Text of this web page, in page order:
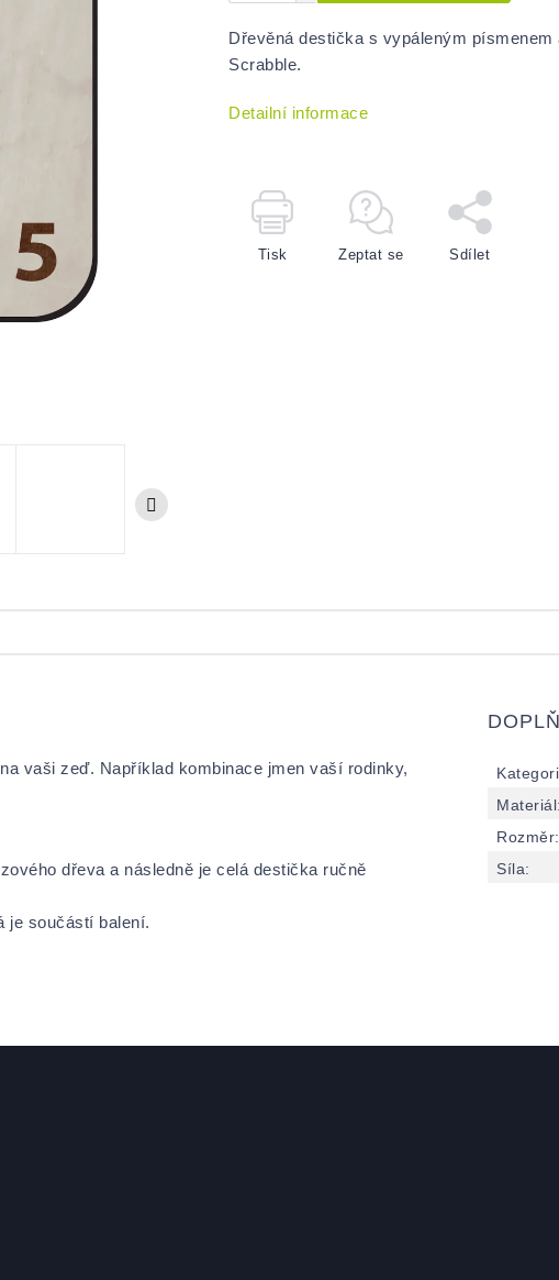
Dřevěná destička s vypáleným
Scrabble.
Detailní informace
Tisk Zeptat se Sdílet
vaši zeď. Například kombinace jmen vaší rodinky,
dřeva a následně je celá destička ručně
je součástí balení.
Materiál:
Rozměr:
Síla: